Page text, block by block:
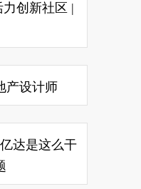
创新社区 |
产设计师
达是这么干